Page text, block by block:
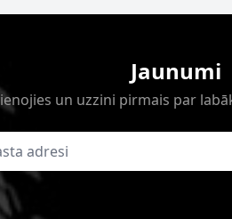
Jaunumi
un uzzini pirmais par